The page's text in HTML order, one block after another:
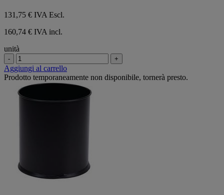
131,75 € IVA Escl.
160,74 € IVA incl.
unità
- +
Aggiungi al carrello
Prodotto temporaneamente non disponibile, tornerà presto.